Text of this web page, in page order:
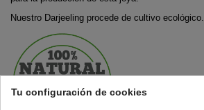
Nuestro Darjeeling procede de cultivo ecológico.
Tu configuración de cookies